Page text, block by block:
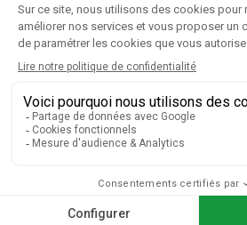
VOTRE COMPTE
CGV|Mentions légales
Paiement sécurisé
Télécharger notre catalogue